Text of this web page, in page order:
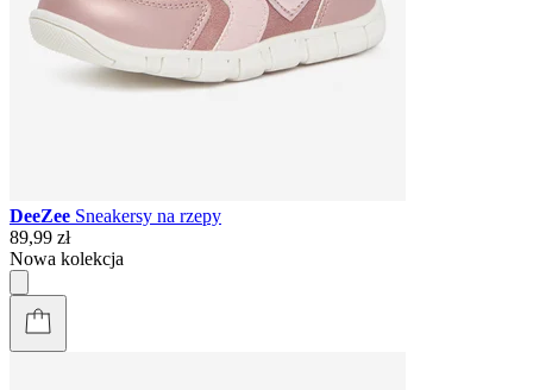
DeeZee Sneakersy na rzepy
89,99 zł
Nowa kolekcja